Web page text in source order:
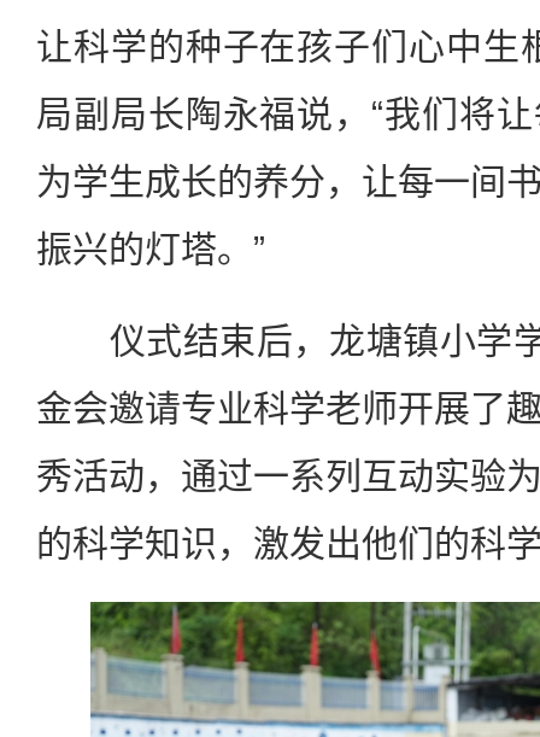
让科学的种子在孩子们心中生
局副局长陶永福说，“我们将
为学生成长的养分，让每一间
振兴的灯塔。”
仪式结束后，龙塘镇小学学
金会邀请专业科学老师开展了
秀活动，通过一系列互动实验
的科学知识，激发出他们的科